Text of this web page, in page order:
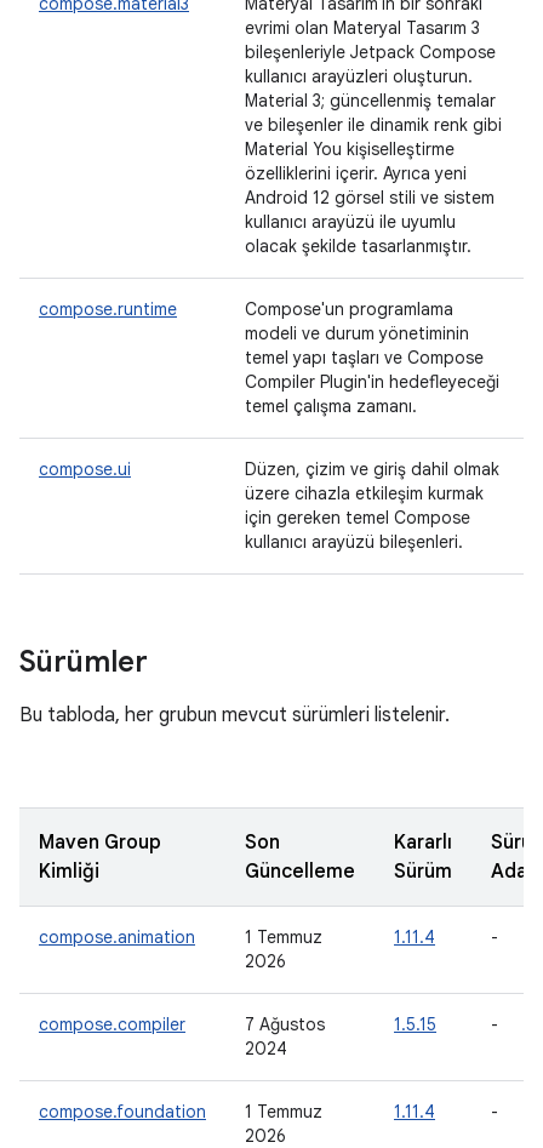
evrimi olan Materyal Tasarım 3
bileşenleriyle Jetpack Compose
kullanıcı arayüzleri oluşturun.
Material 3; güncellenmiş temalar
ve bileşenler ile dinamik renk gibi
Material You kişiselleştirme
özelliklerini içerir. Ayrıca yeni
Android 12 görsel stili ve sistem
kullanıcı arayüzü ile uyumlu
olacak şekilde tasarlanmıştır.
compose.runtime
Compose'un programlama
modeli ve durum yönetiminin
temel yapı taşları ve Compose
Compiler Plugin'in hedefleyeceği
temel çalışma zamanı.
compose.ui
Düzen, çizim ve giriş dahil olmak
üzere cihazla etkileşim kurmak
için gereken temel Compose
kullanıcı arayüzü bileşenleri.
Sürümler
Bu tabloda, her grubun mevcut sürümleri listelenir.
Maven Group
Kimliği
Son
Güncelleme
Kararlı
Sürüm
Adayı
compose.animation
1 Temmuz
2026
1.11.4 -
compose.compiler
7 Ağustos
2024
1.5.15 -
compose.foundation
1 Temmuz
2026
1.11.4 -